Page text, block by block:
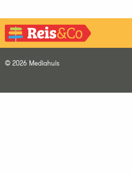
© 2026 Mediahuis